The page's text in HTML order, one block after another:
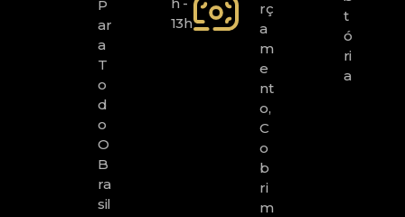
P
Ar
A
T
O
D
O
O
B
Ra
Sil
13h
Rç
A
M
E
Nt
O,
C
O
B
Ri
M
T
Ó
Ri
A